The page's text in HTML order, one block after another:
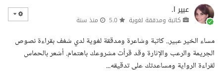
عبير ا.
كاتبة ومدققة لغوية منذ سنة
مساء الخير عبير.. كاتبة وشاعرة ومدققة لغوية لدي شغف بقراءة نصوص
الجريمة والرعب والإثارة وقد قرأت مشروعك باهتمام. أشعر بالحماس
لقراءة الرواية ومساعدتك على تدقيقه...